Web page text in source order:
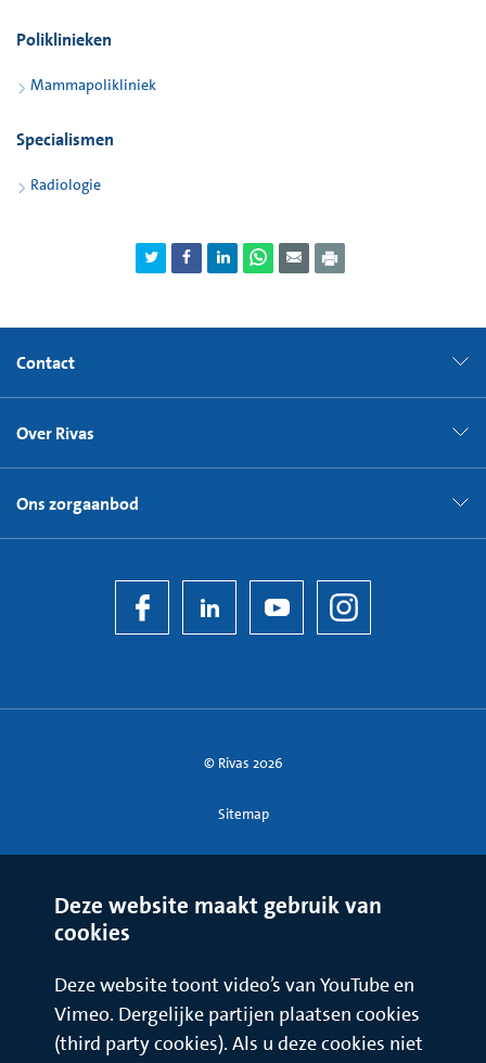
Poliklinieken
Mammapolikliniek
Specialismen
Radiologie
Contact
Over Rivas
Ons zorgaanbod
© Rivas 2026
Sitemap
Deze website maakt gebruik van
cookies
Deze website toont video’s van YouTube en
Vimeo. Dergelijke partijen plaatsen cookies
(third party cookies). Als u deze cookies niet